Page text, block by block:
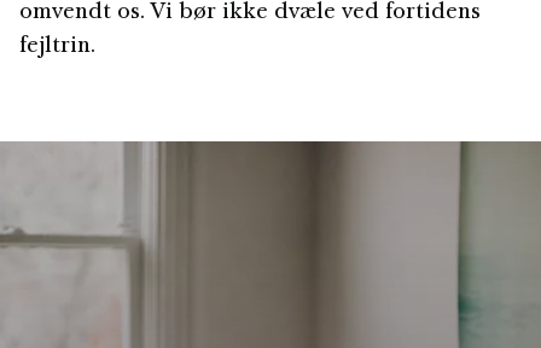
omvendt os. Vi bør ikke dvæle ved fortidens
fejltrin.